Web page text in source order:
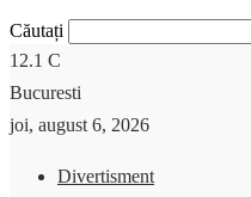
Căutați
12.1 C
Bucuresti
joi, august 6, 2026
Divertisment